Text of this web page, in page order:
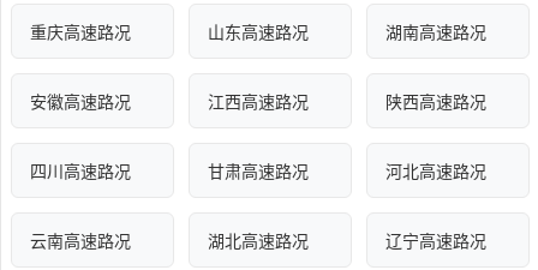
重庆高速路况 山东高速路况 湖南高速路况
安徽高速路况 江西高速路况 陕西高速路况
四川高速路况 甘肃高速路况 河北高速路况
云南高速路况 湖北高速路况 辽宁高速路况